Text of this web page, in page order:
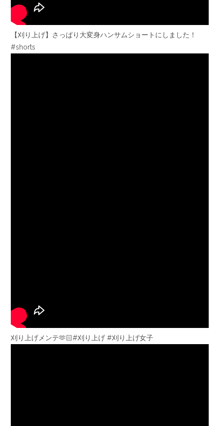
【刈り上げ】さっぱり大変身ハンサムショートにしました！
#shorts
刈り上げメンテ🫶🏻#刈り上げ #刈り上げ女子